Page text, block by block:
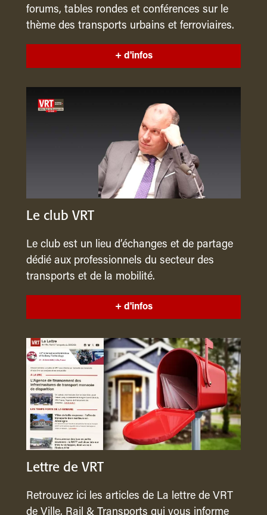
forums, tables rondes et conférences sur le
thème des transports urbains et ferroviaires.
+ d'infos
Le club VRT
Le club est un lieu d’échanges et de partage
dédié aux professionnels du secteur des
transports et de la mobilité.
+ d'infos
Lettre de VRT
Retrouvez ici les articles de La lettre de VRT
de Ville, Rail & Transports qui vous informe